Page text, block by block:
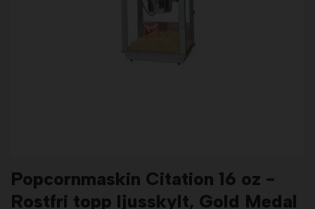
Popcornmaskin Citation 16 oz -
Rostfri topp ljusskylt, Gold Medal